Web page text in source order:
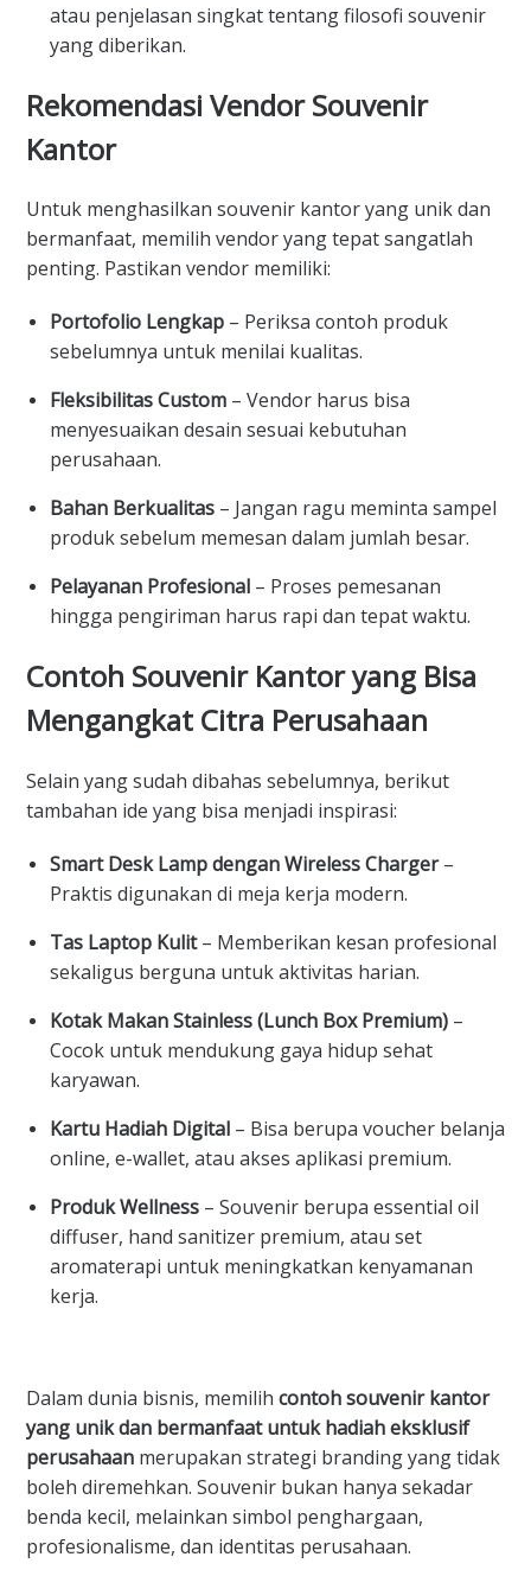
atau penjelasan singkat tentang filosofi souvenir
yang diberikan.
Rekomendasi Vendor Souvenir
Kantor
Untuk menghasilkan souvenir kantor yang unik dan
bermanfaat, memilih vendor yang tepat sangatlah
penting. Pastikan vendor memiliki:
Portofolio Lengkap – Periksa contoh produk
sebelumnya untuk menilai kualitas.
Fleksibilitas Custom – Vendor harus bisa
menyesuaikan desain sesuai kebutuhan
perusahaan.
Bahan Berkualitas – Jangan ragu meminta sampel
produk sebelum memesan dalam jumlah besar.
Pelayanan Profesional – Proses pemesanan
hingga pengiriman harus rapi dan tepat waktu.
Contoh Souvenir Kantor yang Bisa
Mengangkat Citra Perusahaan
Selain yang sudah dibahas sebelumnya, berikut
tambahan ide yang bisa menjadi inspirasi:
Smart Desk Lamp dengan Wireless Charger–
Praktis digunakan di meja kerja modern.
Tas Laptop Kulit– Memberikan kesan profesional
sekaligus berguna untuk aktivitas harian.
Kotak Makan Stainless (Lunch Box Premium) –
Cocok untuk mendukung gaya hidup sehat
karyawan.
Kartu Hadiah Digital – Bisa berupa voucher belanja
online, e-wallet, atau akses aplikasi premium.
Produk Wellness – Souvenir berupa essential oil
diffuser, hand sanitizer premium, atau set
aromaterapi untuk meningkatkan kenyamanan
kerja.
Dalam dunia bisnis, memilih contoh souvenir kantor
yang unik dan bermanfaat untuk hadiah eksklusif
perusahaan merupakan strategi branding yang tidak
boleh diremehkan. Souvenir bukan hanya sekadar
benda kecil, melainkan simbol penghargaan,
profesionalisme, dan identitas perusahaan.